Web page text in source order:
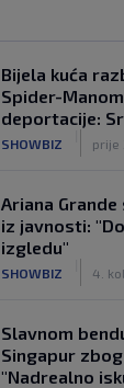
Bijela kuća
Spider-
deportacije:
SHOWBIZ prije
Ariana
iz javnosti:
izgledu"
SHOWBIZ 4. kol.
Slavnom
Singapur
"Nadrealno